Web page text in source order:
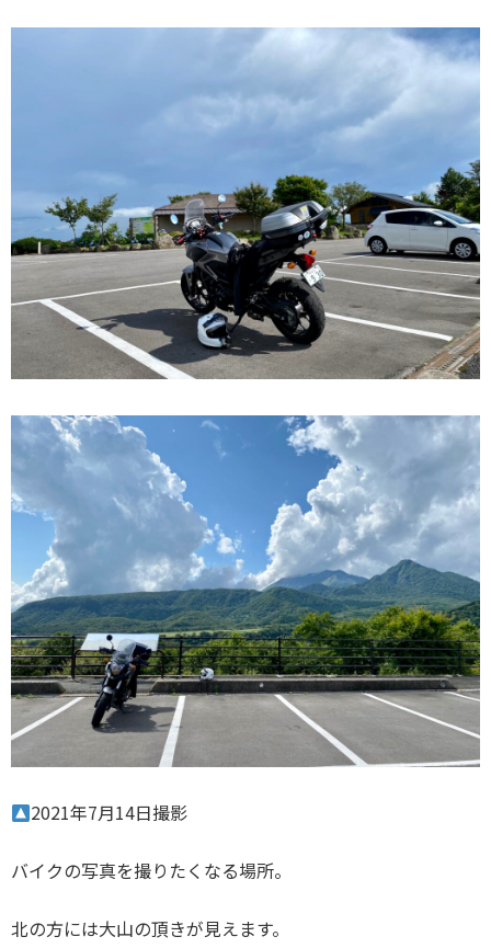
2021年7月14日撮影
バイクの写真を撮りたくなる場所。
北の方には大山の頂きが見えます。